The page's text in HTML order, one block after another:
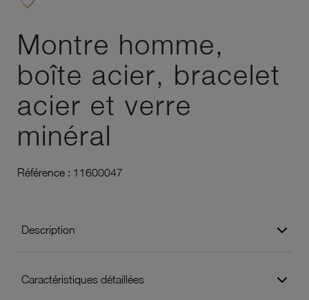
Montre homme,
boîte acier, bracelet
acier et verre
minéral
Référence : 11600047
Description
Caractéristiques détaillées